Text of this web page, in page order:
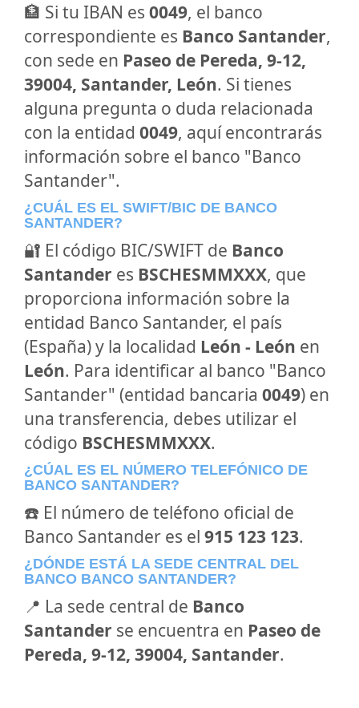
🏦 Si tu IBAN es 0049, el banco
correspondiente es Banco Santander,
con sede en Paseo de Pereda, 9-12,
39004, Santander, León. Si tienes
alguna pregunta o duda relacionada
con la entidad 0049, aquí encontrarás
información sobre el banco "Banco
Santander".
¿CUÁL ES EL SWIFT/BIC DE BANCO
SANTANDER?
🔐 El código BIC/SWIFT de Banco
Santander es BSCHESMMXXX, que
proporciona información sobre la
entidad Banco Santander, el país
(España) y la localidad León - León en
León. Para identificar al banco "Banco
Santander" (entidad bancaria 0049) en
una transferencia, debes utilizar el
código BSCHESMMXXX.
¿CÚAL ES EL NÚMERO TELEFÓNICO DE
BANCO SANTANDER?
☎️ El número de teléfono oficial de
Banco Santander es el 915 123 123.
¿DÓNDE ESTÁ LA SEDE CENTRAL DEL
BANCO BANCO SANTANDER?
📍 La sede central de Banco
Santander se encuentra en Paseo de
Pereda, 9-12, 39004, Santander.